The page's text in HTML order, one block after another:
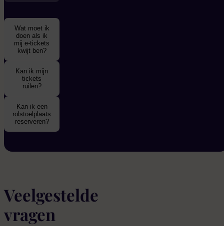
Wat moet ik
doen als ik
mij e-tickets
kwijt ben?
Kan ik mijn
tickets
ruilen?
Kan ik een
rolstoelplaats
reserveren?
Veelgestelde
vragen